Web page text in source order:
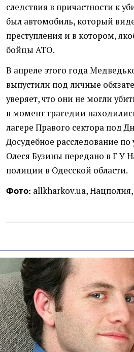
следствия в причастности к
был автомобиль, который
преступления и в котором,
бойцы АТО.
В апреле этого года
выпустили под личные
уверяет, что они не могли
в момент трагедии
лагере Правого сектора под
Досудебное расследование по
Олеся Бузины передано в Г У
полиции в Одесской области.
Фото: allkharkov.ua,